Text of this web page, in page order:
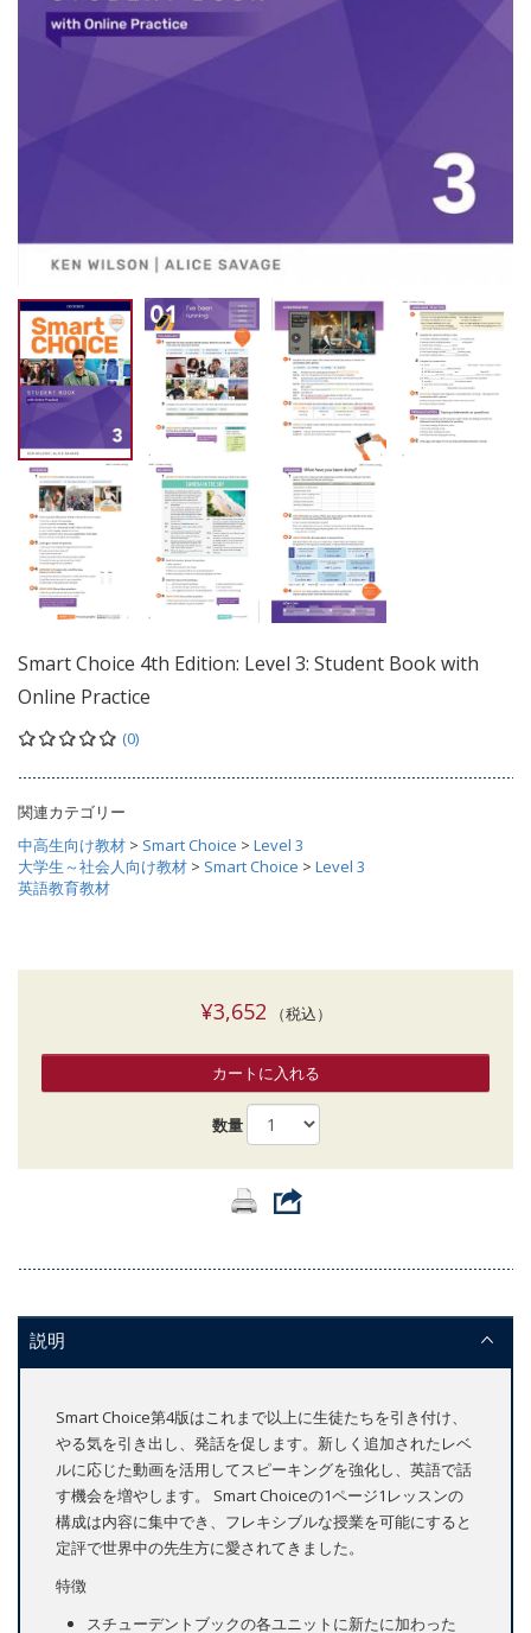
Smart Choice 4th Edition: Level 3: Student Book with
Online Practice
(0)
関連カテゴリー
中高生向け教材 > Smart Choice > Level 3
大学生～社会人向け教材 > Smart Choice > Level 3
英語教育教材
¥3,652 （税込）
カートに入れる
数量
説明
Smart Choice第4版はこれまで以上に生徒たちを引き付け、
やる気を引き出し、発話を促します。新しく追加されたレベ
ルに応じた動画を活用してスピーキングを強化し、英語で話
す機会を増やします。 Smart Choiceの1ページ1レッスンの
構成は内容に集中でき、フレキシブルな授業を可能にすると
定評で世界中の先生方に愛されてきました。
特徴
スチューデントブックの各ユニットに新たに加わった